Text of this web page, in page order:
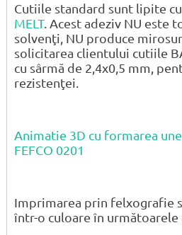
Cutiile standard sunt lipite
MELT. Acest adeziv NU este
solvenţi, NU produce
solicitarea clientului cutiile
cu sârmă de 2,4x0,5 mm,
rezistenţei.
Animatie 3D cu formarea
FEFCO 0201
Imprimarea prin felxografie
într-o culoare în